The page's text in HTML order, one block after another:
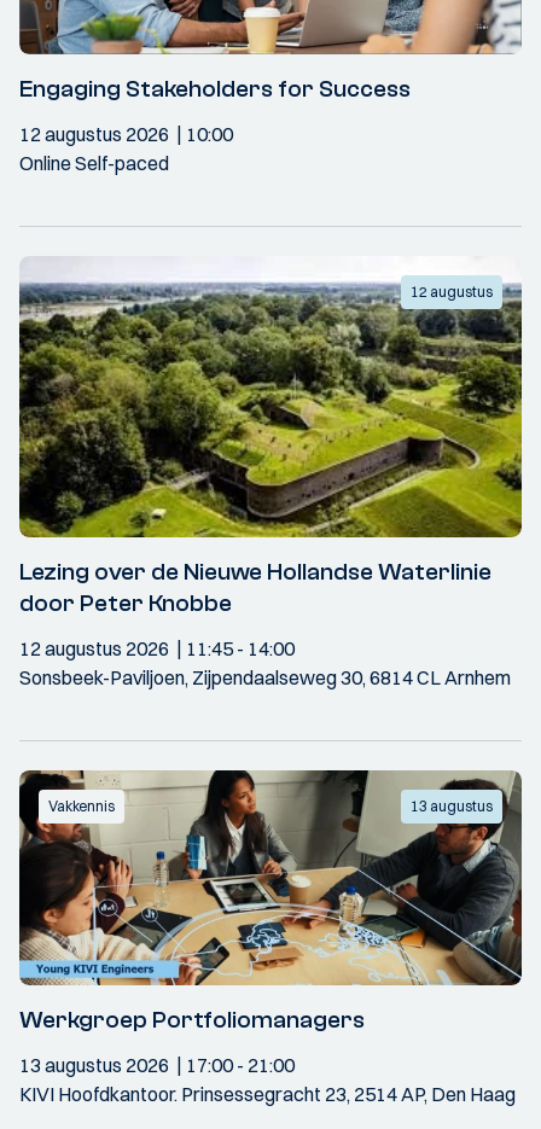
Engaging Stakeholders for Success
12 augustus 2026
10:00
Online Self-paced
12 augustus
Lezing over de Nieuwe Hollandse Waterlinie
door Peter Knobbe
12 augustus 2026 11:45 - 14:00
Sonsbeek-Paviljoen, Zijpendaalseweg 30, 6814 CL Arnhem
Vakkennis 13 augustus
Werkgroep Portfoliomanagers
13 augustus 2026 17:00- 21:00
KIVI Hoofdkantoor. Prinsessegracht 23, 2514 AP, Den Haag